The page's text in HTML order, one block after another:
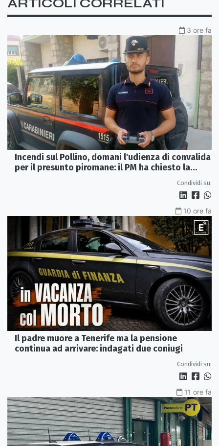
3 ore fa
Incendi sul Pollino, domani l'udienza di convalida
per il presunto piromane: il PM ha chiesto la
Condividi su:
10 ore fa
Il padre muore a Tenerife ma la pensione
continua ad arrivare: indagati due coniugi
Condividi su:
11 ore fa